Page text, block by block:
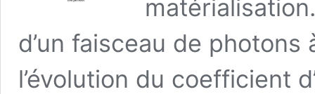
d’un faisceau de
l’évolution du coefficient